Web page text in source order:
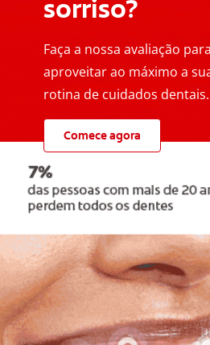
sorriso?
Faça a nossa avaliação para
aproveitar ao máximo a
rotina de cuidados dentais.
Comece agora